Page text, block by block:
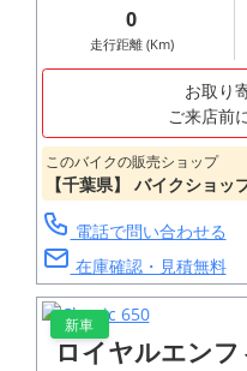
0
走行距離 (Km)
お取り
ご来店前
このバイクの販売ショップ
【千葉県】 バイクショッ
電話で問い合わせる
在庫確認・見積無料
新車
ロイヤルエン